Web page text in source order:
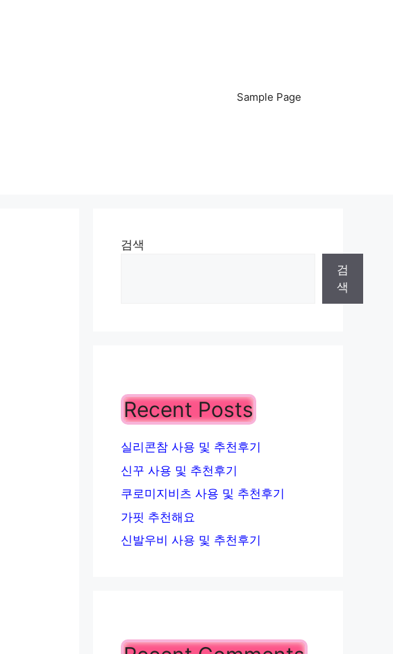
Sample Page
검색
검
색
Recent Posts
실리콘참 사용 및 추천후기
신꾸 사용 및 추천후기
쿠로미지비츠 사용 및 추천후기
가핏 추천해요
신발우비 사용 및 추천후기